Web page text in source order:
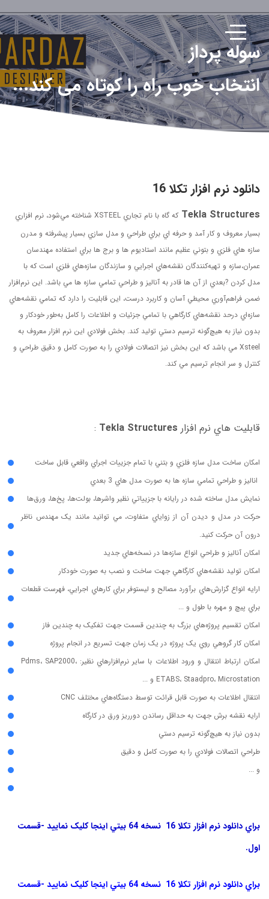
سوله پرداز
انتخاب خوب راه را کوتاه می کند...
دانلود نرم افزار تکلا 16
Tekla Structures
که گاه با نام تجاري XSTEEL شناخته مي‌شود، نرم افزاري
بسيار معروف و کار آمد و حرفه اي براي طراحي و مدل سازي بسيار پيشرفته و مدرن
سازه هاي فلزي و بتوني عظيم مانند استاديوم ها و برج ها براي استفاده مهندسان
عمران،سازه و تهيه‌كنندگان نقشه‌هاي اجرايي و سازندگان سازه‌هاي فلزي است که با
مدل کردن ?بعدي از آن ها قادر به آناليز و طراحي تمامي سازه ها مي باشد. اين نرم‌افزار
ضمن فراهم‌آوري محيطي آسان و کاربرد درست، اين قابليت را دارد که تمامي نقشه‌هاي
سازه‌اي درحد نقشه‌هاي کارگاهي با تمامي جزئيات و اطلاعات را کامل به‌طور خودکار و
بدون نياز به هيچ‌گونه ترسيم دستي توليد کند. بخش فولادي اين نرم افزار معروف به
Xsteel مي باشد که اين بخش نيز اتصالات فولادي را به صورت کامل و دقيق طراحي و
کنترل و سر انجام ترسيم مي کند.
قابليت هاي نرم افزار Tekla Structures
:
امکان ساخت مدل سازه فلزي و بتني با تمام جزييات اجراي واقعي قابل ساخت
اناليز و طراحي تمامي سازه ها به صورت مدل هاي 3 بعدي
نمايش مدل ساخته شده در رايانه با جزيياتي نظير واشرها، بولت‌ها، پخ‌ها، ورق‌ها
حرکت در مدل و ديدن آن از زواياي متفاوت، مي توانيد مانند يک مهندس ناظر
درون آن حرکت كنيد.
امكان آناليز و طراحي انواع سازه‌ها در نسخه‌هاي جديد
امكان توليد نقشه‌هاي كارگاهي جهت ساخت و نصب به صورت خودكار
ارايه انواع گزارش‌هاي برآورد مصالح و ليستوفر براي كارهاي اجرايي، فهرست قطعات
براي پيچ و مهره با طول و ...
امكان تقسيم پروژه‌هاي بزرگ به چندين قسمت جهت تفكيک به چندين فاز
امكان كار گروهي روي يک پروژه در يک زمان جهت تسريع در انجام پروژه
امكان ارتباط انتقال و ورود اطلاعات با ساير نرم‌افزارهاي نظير: Pdms، SAP2000،
ETABS، Staadpro، Microstation و ...
انتقال اطلاعات به صورت قابل قرائت توسط دستگاه‌هاي مختلف CNC
ارايه نقشه برش جهت به حداقل رساندن دورريز ورق در كارگاه
بدون نياز به هيچ‌گونه ترسيم دستي
طراحي اتصالات فولادي را به صورت کامل و دقيق
و ...
براي دانلود نرم افزار تکلا 16 نسخه 64 بيتي اينجا کليک نماييد -قسمت
اول.
براي دانلود نرم افزار تکلا 16 نسخه 64 بيتي اينجا کليک نماييد -قسمت